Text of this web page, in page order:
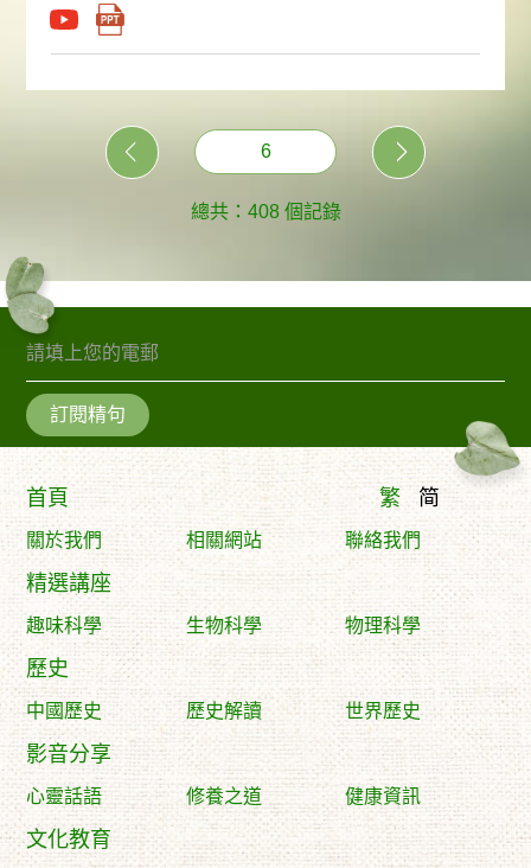
6
總共：408 個記錄
訂閱精句
首頁 简
繁
關於我們 相關網站 聯絡我們
精選講座
趣味科學 生物科學 物理科學
歷史
中國歷史 歷史解讀 世界歷史
影音分享
心靈話語 修養之道 健康資訊
文化教育